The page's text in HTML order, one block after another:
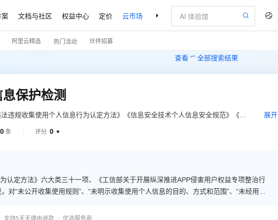
文档与社区 权益中心 定价 云市场 合作伙伴 支持与服务 了解阿里云
查看 “” 全部搜索结果
阿里云精选 热门活动 伙伴招募
保护检测
违规收集使用个人信息行为认定方法》《信息安全技术个人信息安全规范》《信
展开
0 条 评分 0 
认定方法》六大类三十一项、《工信部关于开展纵深推进APP侵害用户权益专项整治行
对“未公开收集使用规则”、“未明示收集使用个人信息的目的、方式和范围”、“未经用户
规解决方案。